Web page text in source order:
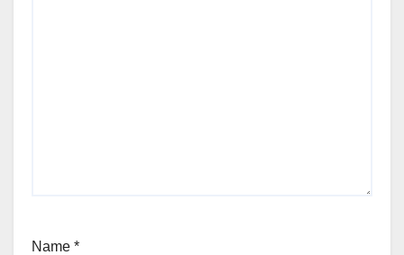
Name *